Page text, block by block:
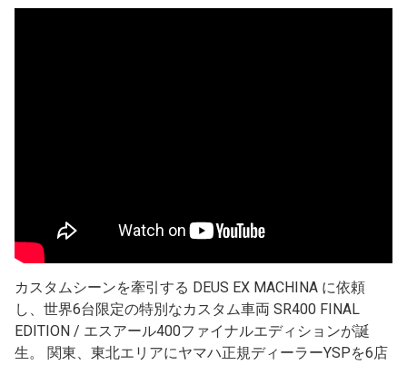
カスタムシーンを牽引する DEUS EX MACHINA に依頼
し、世界6台限定の特別なカスタム車両 SR400 FINAL
EDITION / エスアール400ファイナルエディションが誕
生。 関東、東北エリアにヤマハ正規ディーラーYSPを6店